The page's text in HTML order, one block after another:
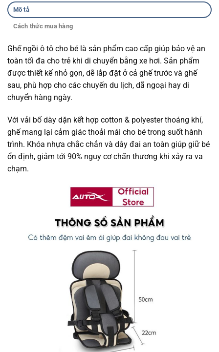
Mô tả
Cách thức mua hàng
Ghế ngồi ô tô cho bé là sản phẩm cao cấp giúp bảo vệ an
toàn tối đa cho trẻ khi di chuyển bằng xe hơi. Sản phẩm
được thiết kế nhỏ gọn, dễ lắp đặt ở cả ghế trước và ghế
sau, phù hợp cho các chuyến du lịch, dã ngoại hay di
chuyển hàng ngày.
Với vải bố dày dặn kết hợp cotton & polyester thoáng khí,
ghế mang lại cảm giác thoải mái cho bé trong suốt hành
trình. Khóa nhựa chắc chắn và dây đai an toàn giúp giữ bé
ổn định, giảm tới 90% nguy cơ chấn thương khi xảy ra va
chạm.